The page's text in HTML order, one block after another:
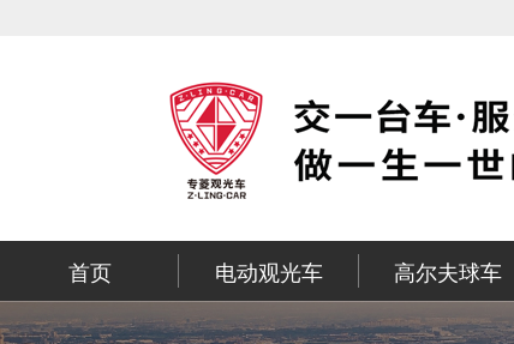
首页 电动观光车 高尔夫球车